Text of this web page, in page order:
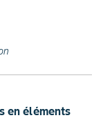
en éléments